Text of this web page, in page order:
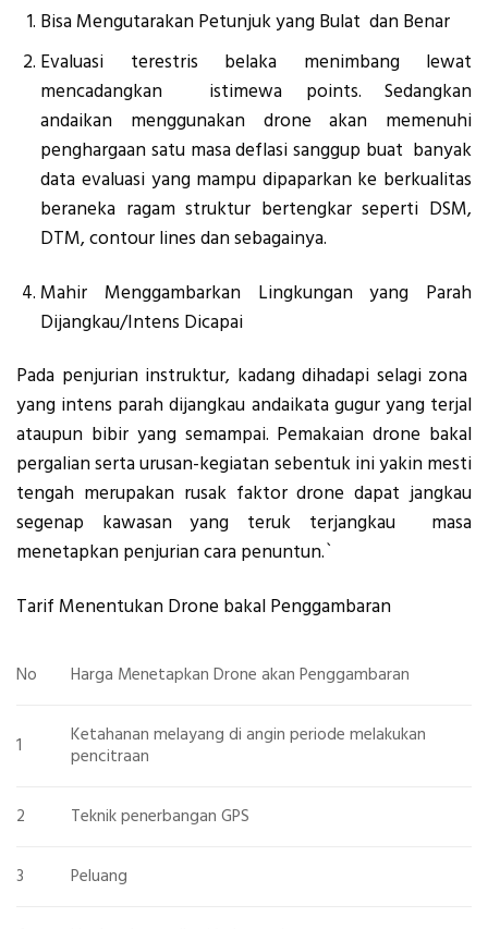
Bisa Mengutarakan Petunjuk yang Bulat dan Benar
Evaluasi terestris belaka menimbang lewat
mencadangkan istimewa points. Sedangkan
andaikan menggunakan drone akan memenuhi
penghargaan satu masa deflasi sanggup buat banyak
data evaluasi yang mampu dipaparkan ke berkualitas
beraneka ragam struktur bertengkar seperti DSM,
DTM, contour lines dan sebagainya.
Mahir Menggambarkan Lingkungan yang Parah
Dijangkau/Intens Dicapai
Pada penjurian instruktur, kadang dihadapi selagi zona
yang intens parah dijangkau andaikata gugur yang terjal
ataupun bibir yang semampai. Pemakaian drone bakal
pergalian serta urusan-kegiatan sebentuk ini yakin mesti
tengah merupakan rusak faktor drone dapat jangkau
segenap kawasan yang teruk terjangkau masa
menetapkan penjurian cara penuntun.`
Tarif Menentukan Drone bakal Penggambaran
No Harga Menetapkan Drone akan Penggambaran
1
Ketahanan melayang di angin periode melakukan
pencitraan
2 Teknik penerbangan GPS
3 Peluang